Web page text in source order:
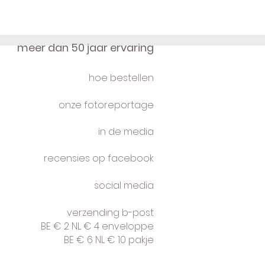
meer dan 50 jaar ervaring
hoe bestellen
onze fotoreportage
in de media
recensies op facebook
social media
verzending b-post
BE € 2 NL € 4 enveloppe
BE € 6 NL € 10 pakje